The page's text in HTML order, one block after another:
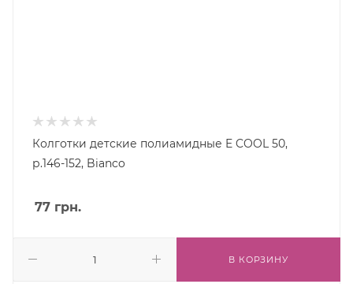
Колготки детские полиамидные E COOL 50,
р.146-152, Bianco
77 грн.
В КОРЗИНУ